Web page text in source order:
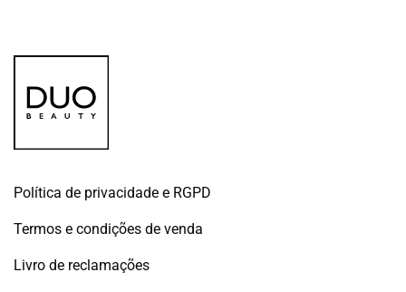
Política de privacidade e RGPD
Termos e condições de venda
Livro de reclamações